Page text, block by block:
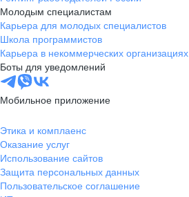
+7 383 207-94-64
pr@nsk.hh.ru
Минск
пр-т Дзержинского, д. 57,
10 этаж, помещение 45-1
pr@rabota.by
Алматы
пр. Абая, д. 151, БЦ Алатау,
Молодым специалистам
Карьера для молодых специалистов
Школа программистов
Карьера в некоммерческих организациях
Боты для уведомлений
Мобильное приложение
Этика и комплаенс
Оказание услуг
Использование сайтов
Защита персональных данных
Пользовательское соглашение